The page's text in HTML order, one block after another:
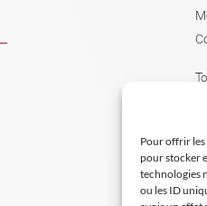
Pour offrir les
pour stocker
technologies
ou les ID